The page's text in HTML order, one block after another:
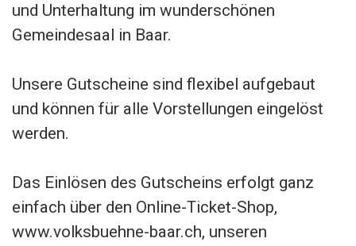
und Unterhaltung im wunderschönen
Gemeindesaal in Baar.
Unsere Gutscheine sind flexibel aufgebaut
und können für alle Vorstellungen eingelöst
werden.
Das Einlösen des Gutscheins erfolgt ganz
einfach über den Online-Ticket-Shop,
www.volksbuehne-baar.ch, unseren